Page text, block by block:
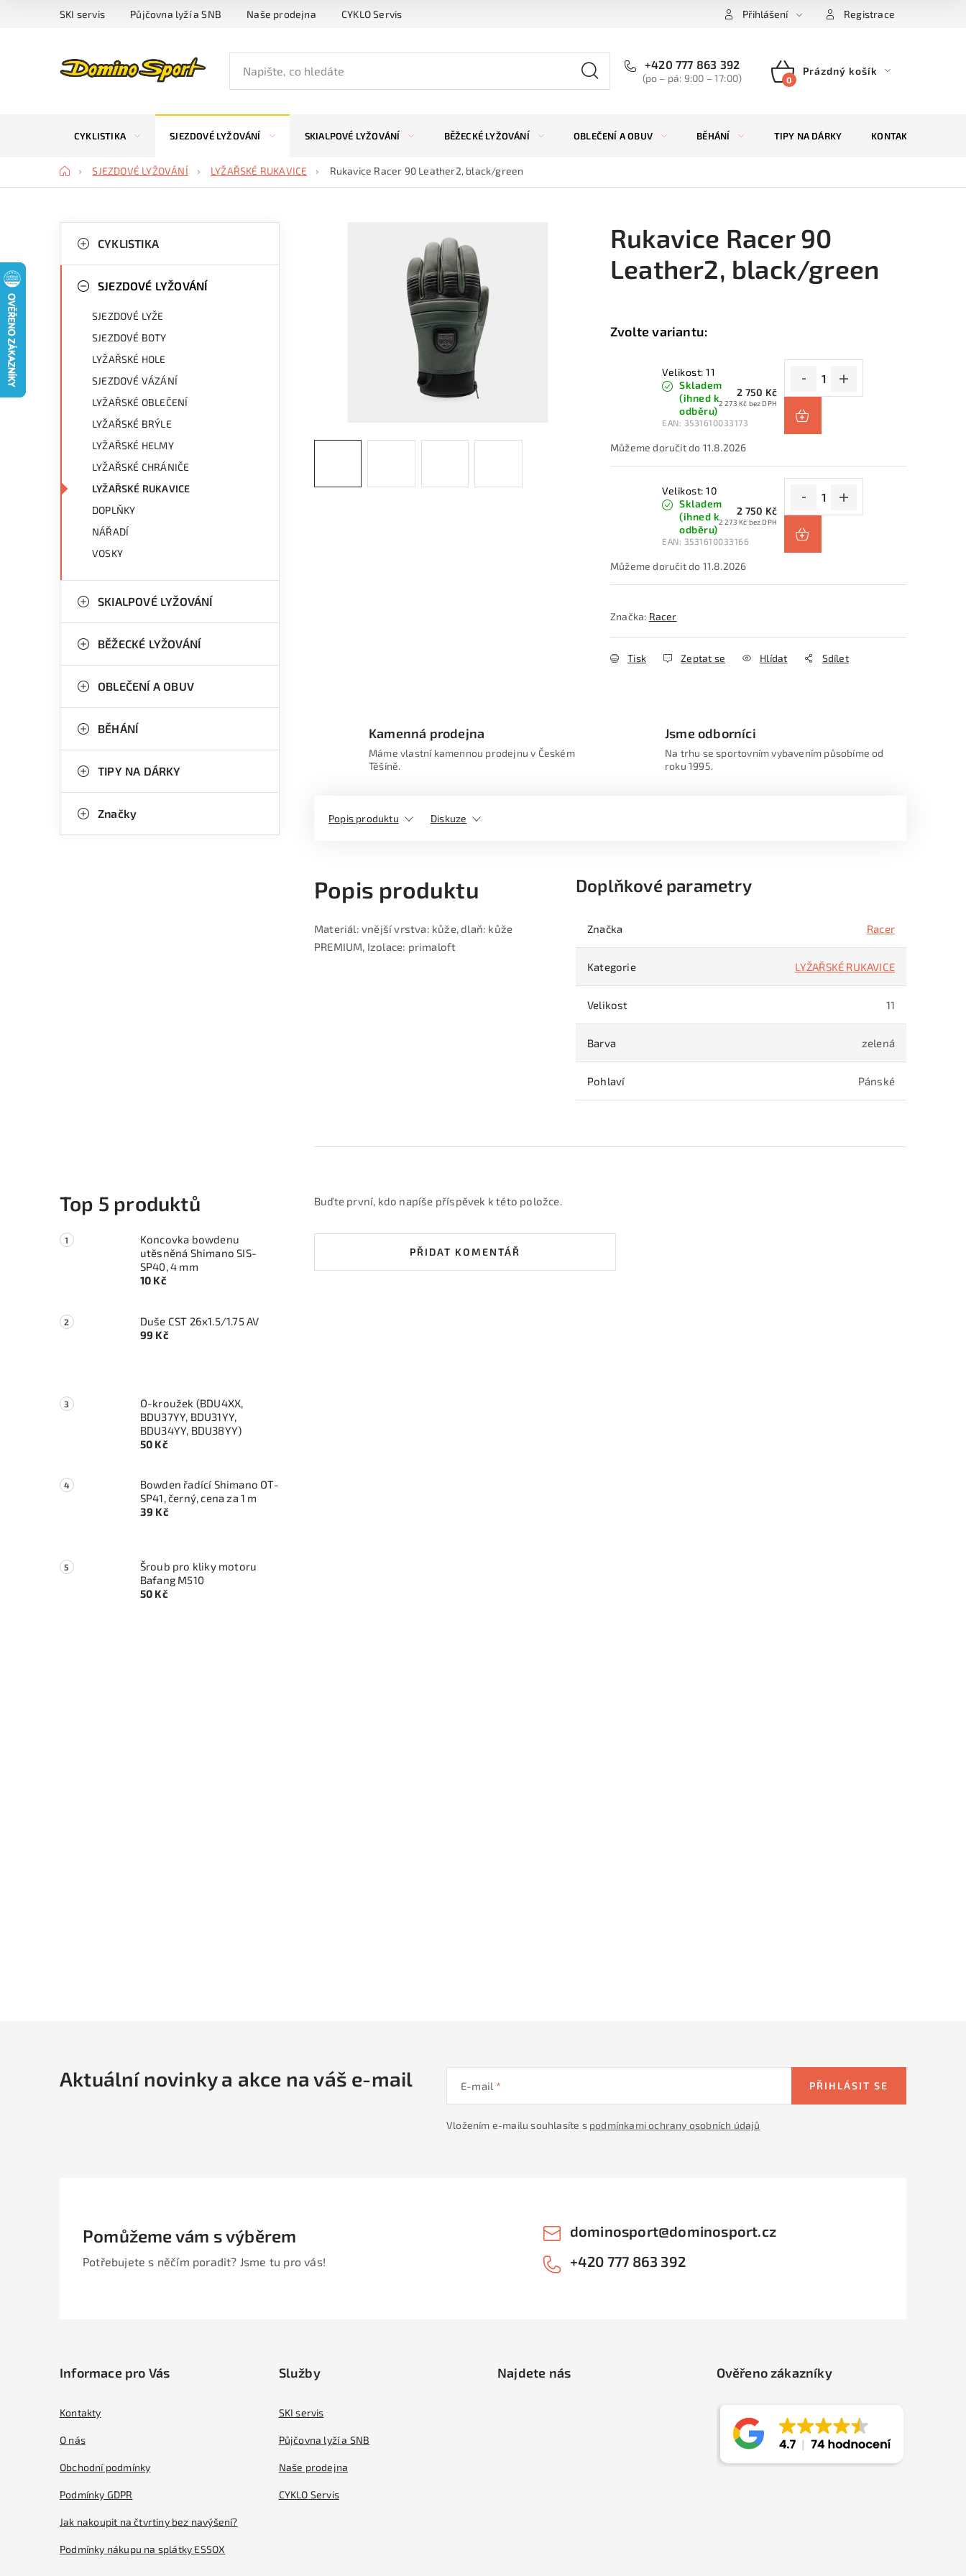
SKI servis Půjčovna lyží a SNB Naše prodejna CYKLO Servis Přihlášení Registrace
+420 777 863 392
(po – pá: 9:00 – 17:00)
NÁKUPNÍ
Prázdný košík
CYKLISTIKA SJEZDOVÉ LYŽOVÁNÍ SKIALPOVÉ LYŽOVÁNÍ BĚŽECKÉ LYŽOVÁNÍ OBLEČENÍ A OBUV BĚHÁNÍ TIPY NA DÁRKY KONTAKTY
DomůSJEZDOVÉ LYŽOVÁNÍ LYŽAŘSKÉ RUKAVICE Rukavice Racer 90 Leather2, black/green
o
p
l
kategorieCYKLISTIKA
SJEZDOVÉ LYŽOVÁNÍ
SJEZDOVÉ LYŽE
SJEZDOVÉ BOTY
LYŽAŘSKÉ HOLE
SJEZDOVÉ VÁZÁNÍ
LYŽAŘSKÉ OBLEČENÍ
LYŽAŘSKÉ BRÝLE
LYŽAŘSKÉ HELMY
LYŽAŘSKÉ CHRÁNIČE
LYŽAŘSKÉ RUKAVICE
DOPLŇKY
NÁŘADÍ
VOSKY
SKIALPOVÉ LYŽOVÁNÍ
BĚŽECKÉ LYŽOVÁNÍ
OBLEČENÍ A OBUV
BĚHÁNÍ
TIPY NA DÁRKY
Značky
Top 5 produktů
Koncovka bowdenu
utěsněná Shimano SIS-
SP40, 4 mm
10 Kč
Duše CST 26x1.5/1.75 AV
99 Kč
O-kroužek (BDU4XX,
BDU37YY, BDU31YY,
BDU34YY, BDU38YY)
50 Kč
Bowden řadící Shimano OT-
SP41, černý, cena za 1 m
39 Kč
Šroub pro kliky motoru
Bafang M510
50 Kč
Rukavice Racer 90
Leather2, black/green
Velikost: 11
Skladem
(ihned k
odběru)
EAN: 3531610033173
2 750 Kč
2 273 Kč bez DPH
11.8.2026
Velikost: 10
Skladem
(ihned k
odběru)
EAN: 3531610033166
2 750 Kč
2 273 Kč bez DPH
11.8.2026
Značka: Racer
Tisk Zeptat se Hlídat Sdílet
Kamenná prodejna
Máme vlastní kamennou prodejnu v Českém
Těšíně.
Jsme odborníci
Na trhu se sportovním vybavením působíme od
roku 1995.
Popis produktu Diskuze
Popis produktu
Materiál: vnější vrstva: kůže, dlaň: kůže
PREMIUM, Izolace: primaloft
Doplňkové parametry
Značka Racer
Kategorie LYŽAŘSKÉ RUKAVICE
Velikost 11
Barva zelená
Pohlaví Pánské
Buďte první, kdo napíše příspěvek k této položce.
PŘIDAT KOMENTÁŘ
Aktuální novinky a akce na váš e-mail E-mail
Vložením e-mailu souhlasíte s podmínkami ochrany osobních údajů
PŘIHLÁSIT SE
Pomůžeme vám s výběrem
Potřebujete s něčím poradit? Jsme tu pro vás!
dominosport@dominosport.cz
+420 777 863 392
Informace pro Vás
Kontakty
O nás
Obchodní podmínky
Podmínky GDPR
Jak nakoupit na čtvrtiny bez navýšení?
Podmínky nákupu na splátky ESSOX
Služby
SKI servis
Půjčovna lyží a SNB
Naše prodejna
CYKLO Servis
Najdete nás Ověřeno zákazníky